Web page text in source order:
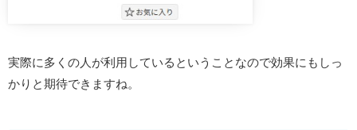
実際に多くの人が利用しているということなので効果にもしっ
かりと期待できますね。